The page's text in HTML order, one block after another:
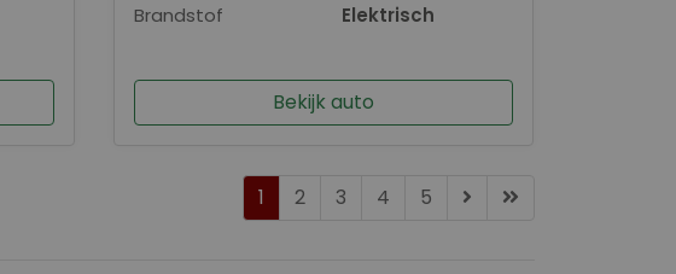
Brandstof
Elektrisch
Bekijk auto
1 2 3 4 5